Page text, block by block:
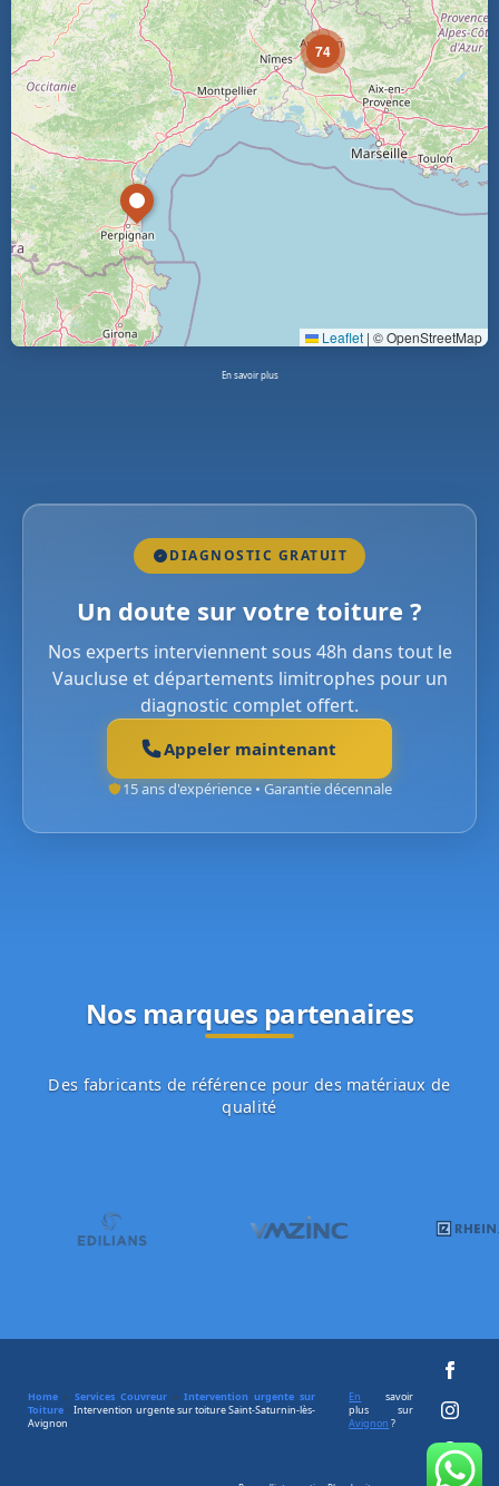
74
Leaflet | © OpenStreetMap
En savoir plus
DIAGNOSTIC GRATUIT
Un doute sur votre toiture ?
Nos experts interviennent sous 48h dans tout le
Vaucluse et départements limitrophes pour un
diagnostic complet offert.
Appeler maintenant
15 ans d'expérience • Garantie décennale
Nos marques partenaires
Des fabricants de référence pour des matériaux de
qualité
Home »Services Couvreur »Intervention urgente sur
Toiture »Intervention urgente sur toiture Saint-Saturnin-lès-
Avignon
En savoir
plus sur
Avignon ?